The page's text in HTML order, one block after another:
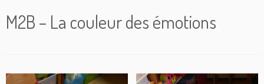
M2B – La couleur des émotions